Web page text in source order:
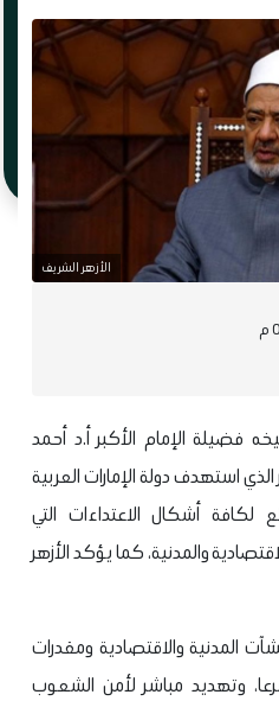
الأزهر الشريف
فضيلة الإمام الأكبر أ.د أحمد
الذي استهدف دولة الإمارات العربية
لكافة أشكال الاعتداءات التي
والمدنية، كما يؤكد الأزهر
المدنية والاقتصادية ومقدرات
وتهديد مباشر لأمن الشعوب